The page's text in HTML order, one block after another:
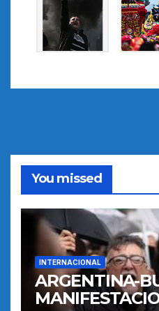
You missed
INTERNACIONAL
ARGENTINA-